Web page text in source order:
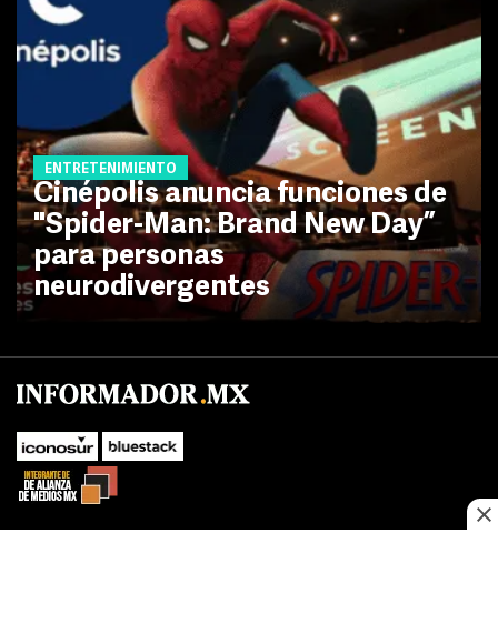
ENTRETENIMIENTO
Cinépolis anuncia funciones de
"Spider-Man: Brand New Day”
para personas
neurodivergentes